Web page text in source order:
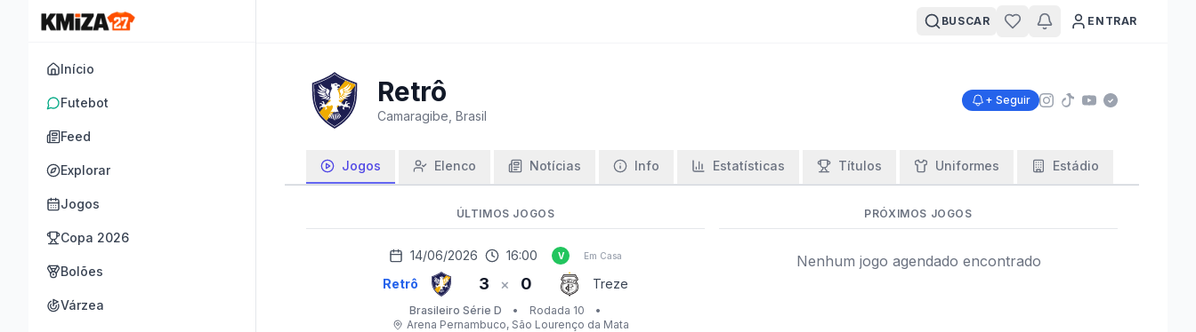
Início
Futebot
Feed
Explorar
Jogos
Copa 2026
Bolões
Várzea
BUSCAR ENTRAR
Retrô
Camaragibe, Brasil
+ Seguir
Jogos Elenco Notícias Info Estatísticas Títulos Uniformes Estádio
ÚLTIMOS JOGOS
14/06/2026 16:00 V Em Casa
Retrô 3 × 0 Treze
Brasileiro Série D • Rodada 10
•
Arena Pernambuco, São Lourenço da Mata
PRÓXIMOS JOGOS
Nenhum jogo agendado encontrado